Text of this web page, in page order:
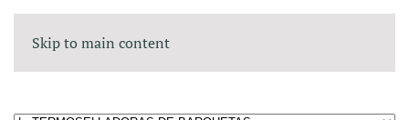
Skip to main content